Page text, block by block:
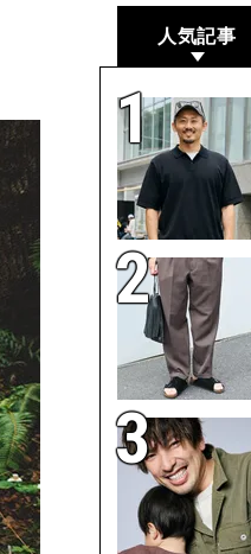
人気記事